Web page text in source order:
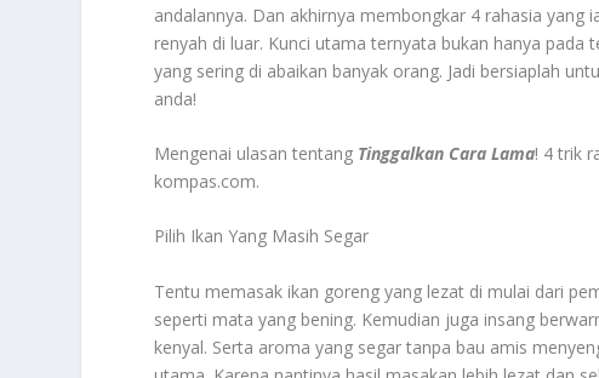
andalannya. Dan akhirnya membongkar 4 rahasia yang
renyah di luar. Kunci utama ternyata bukan hanya
yang sering di abaikan banyak orang. Jadi bersiaplah
anda!
Mengenai ulasan tentang Tinggalkan Cara Lama! 4 trik
kompas.com.
Pilih Ikan Yang Masih Segar
Tentu memasak ikan goreng yang lezat di mulai dari
seperti mata yang bening. Kemudian juga insang
kenyal. Serta aroma yang segar tanpa bau amis